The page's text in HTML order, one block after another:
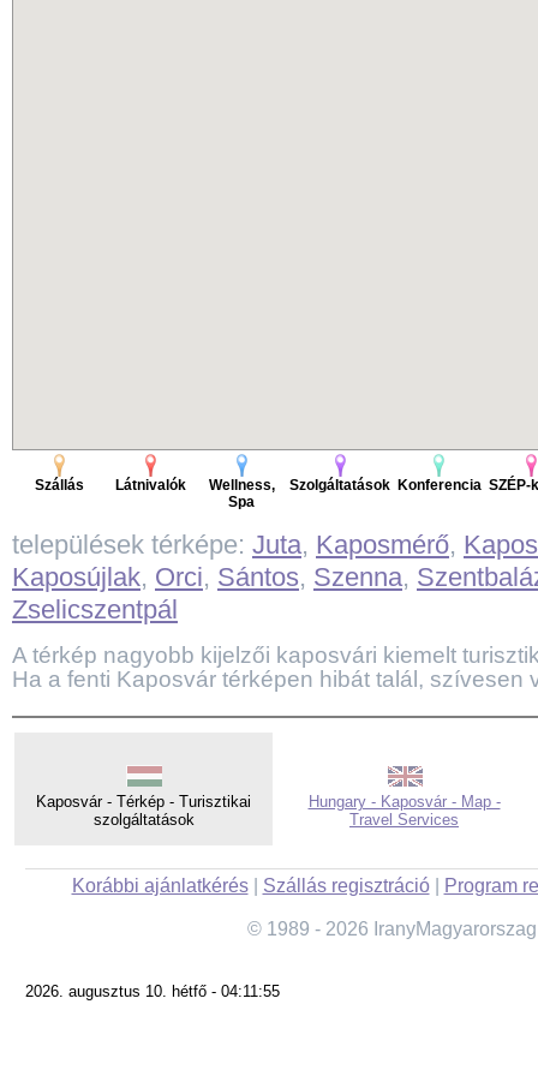
Szállás Látnivalók
Wellness,
Spa
Szolgáltatások Konferencia SZÉP-
települések térképe: Juta, Kaposmérő,
Kaposújlak, Orci, Sántos, Szenna,
Zselicszentpál
A térkép nagyobb kijelzői kaposvári kiemelt
Ha a fenti Kaposvár térképen hibát talál, szívesen
Kaposvár - Térkép - Turisztikai
szolgáltatások
Hungary - Kaposvár - Map -
Travel Services
Korábbi ajánlatkérés| Szállás regisztráció| Program
© 1989 - 2026
2026. augusztus 10. hétfő - 04:11:55